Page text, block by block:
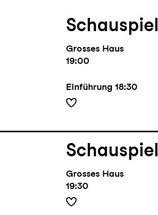
Schauspiel
Grosses Haus
19:00
Einführung 18:30
Schauspiel
Grosses Haus
19:30